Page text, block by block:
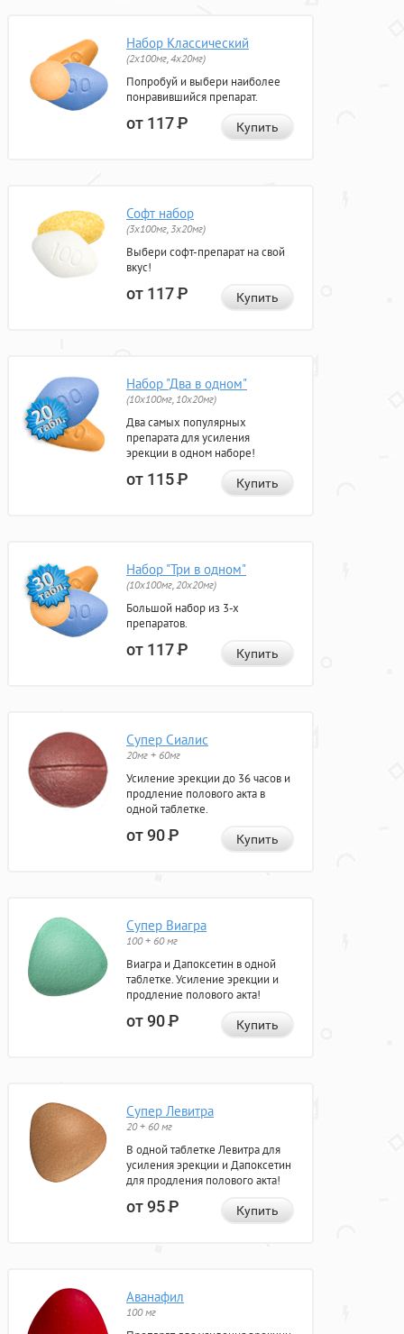
Набор Классический
(2x100мг, 4x20мг)
Попробуй и выбери наиболее
понравившийся препарат.
от 117Р Купить
Софт набор
(3x100мг, 3x20мг)
Выбери софт-препарат на свой
вкус!
от 117Р Купить
Набор "Два в одном"
(10x100мг, 10x20мг)
Два самых популярных
препарата для усиления
эрекции в одном наборе!
от 115Р Купить
Набор "Три в одном"
(10x100мг, 20x20мг)
Большой набор из 3-х
препаратов.
от 117Р Купить
Супер Сиалис
20мг + 60мг
Усиление эрекции до 36 часов и
продление полового акта в
одной таблетке.
от 90Р Купить
Супер Виагра
100 + 60 мг
Виагра и Дапоксетин в одной
таблетке. Усиление эрекции и
продление полового акта!
от 90Р Купить
Супер Левитра
20 + 60 мг
В одной таблетке Левитра для
усиления эрекции и Дапоксетин
для продления полового акта!
от 95Р Купить
Аванафил
100 мг